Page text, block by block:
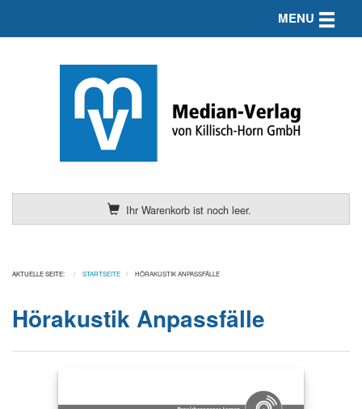
Ihr Warenkorb ist noch leer.
MENU Toggle
AKTUELLE SEITE: STARTSEITE HÖRAKUSTIK ANPASSFÄLLE
Hörakustik Anpassfälle